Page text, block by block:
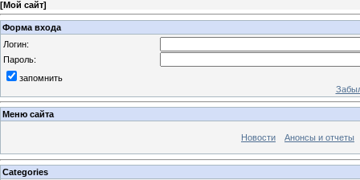
[Мой сайт]
Форма входа
Логин:
Пароль:
запомнить
Меню сайта
Новости Анонсы и отчеты
Categories